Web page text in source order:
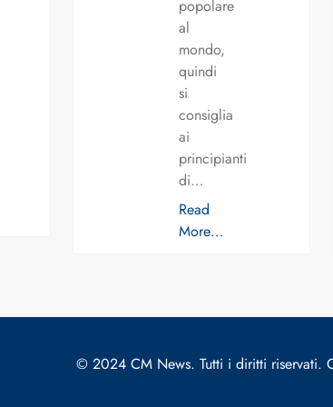
popolare
al
mondo,
quindi
si
consiglia
ai
principianti
di…
Read
More…
© 2024 CM News. Tutti i diritti riservati.